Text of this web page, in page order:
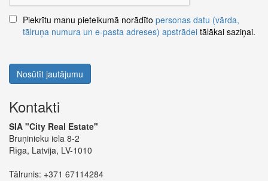
Piekrītu manu pieteikumā norādīto personas datu (vārda,
tālruņa numura un e-pasta adreses) apstrādei tālākai saziņai.
Nosūtīt jautājumu
Kontakti
SIA "City Real Estate"
Bruņinieku iela 8-2
Rīga, Latvija, LV-1010
Tālrunis: +371 67114284